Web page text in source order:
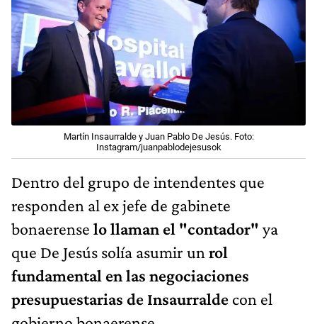
Martín Insaurralde y Juan Pablo De Jesús. Foto:
Instagram/juanpablodejesusok
Dentro del grupo de intendentes que
responden al ex jefe de gabinete
bonaerense lo llaman el "contador" ya
que De Jesús solía asumir un rol
fundamental en las negociaciones
presupuestarias de Insaurralde con el